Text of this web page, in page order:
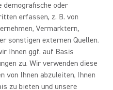
demografische oder
erfassen, z. B. von
Vermarktern,
sonstigen externen Quellen.
Ihnen ggf. auf Basis
zu. Wir verwenden diese
von Ihnen abzuleiten, Ihnen
zu bieten und unsere